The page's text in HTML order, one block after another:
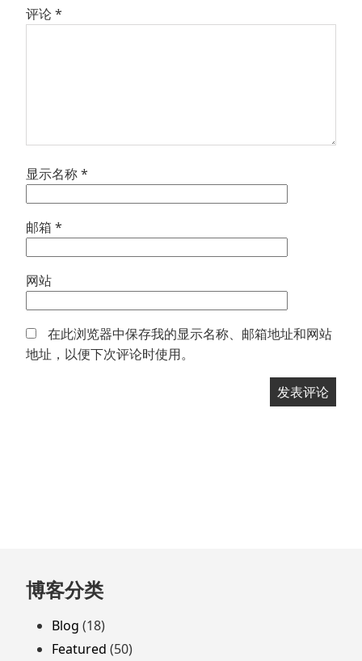
评论*
显示名称*
邮箱 *
网站
在此浏览器中保存我的显示名称、邮箱地址和网站
地址，以便下次评论时使用。
跳
至
页
脚
博客分类
Blog (18)
Featured (50)